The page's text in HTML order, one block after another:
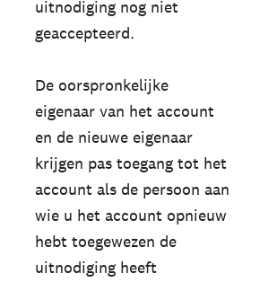
uitnodiging nog niet
geaccepteerd.
De oorspronkelijke
eigenaar van het account
en de nieuwe eigenaar
krijgen pas toegang tot het
account als de persoon aan
wie u het account opnieuw
hebt toegewezen de
uitnodiging heeft